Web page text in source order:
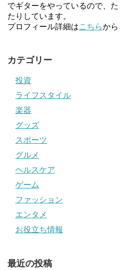
でギターをやっているので、
たりしています。
プロフィール詳細はこちらから
カテゴリー
投資
ライフスタイル
楽器
グッズ
スポーツ
グルメ
ヘルスケア
ゲーム
ファッション
エンタメ
お役立ち情報
最近の投稿